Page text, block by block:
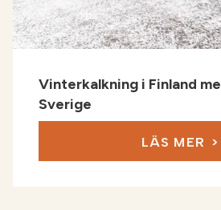
Vinterkalkning i Finland
Sverige
LÄS MER